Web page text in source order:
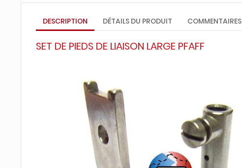
DESCRIPTION DÉTAILS DU PRODUIT COMMENTAIRES
SET DE PIEDS DE LIAISON LARGE PFAFF